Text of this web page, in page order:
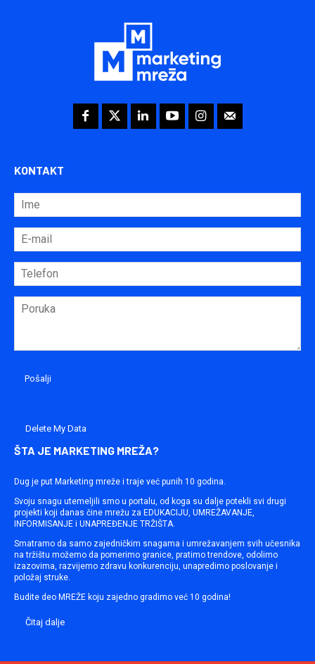
KONTAKT
Delete My Data
ŠTA JE MARKETING MREŽA?
Dug je put Marketing mreže i traje već punih 10 godina.
Svoju snagu utemeljili smo u portalu, od koga su dalje potekli svi drugi
projekti koji danas čine mrežu za EDUKACIJU, UMREŽAVANJE,
INFORMISANJE i UNAPREĐENJE TRŽIŠTA.
Smatramo da samo zajedničkim snagama i umrežavanjem svih učesnika
na tržištu možemo da pomerimo granice, pratimo trendove, odolimo
izazovima, razvijemo zdravu konkurenciju, unapredimo poslovanje i
položaj struke.
Budite deo MREŽE koju zajedno gradimo već 10 godina!
Čitaj dalje